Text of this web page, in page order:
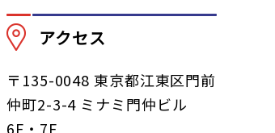
アクセス
〒135-0048 東京都江東区門前
仲町2-3-4 ミナミ門仲ビル
6F・7F